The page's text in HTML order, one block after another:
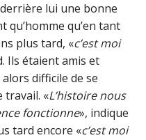
lui une bonne
qu’homme qu’en tant
plus tard, «c’est moi
Ils étaient amis et
difficile de se
travail. «L’histoire nous
fonctionne», indique
tard encore «c’est moi